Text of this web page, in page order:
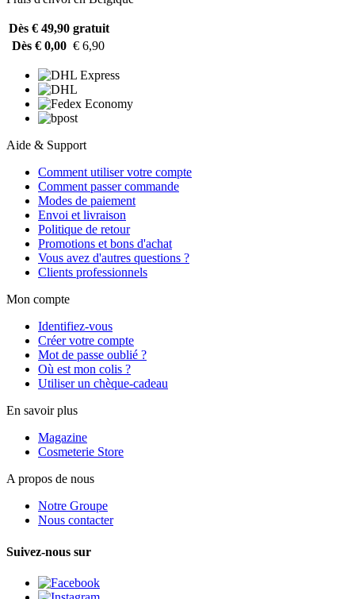
Dès € 49,90 gratuit
Dès € 0,00 € 6,90
Aide & Support
Comment utiliser votre compte
Comment passer commande
Modes de paiement
Envoi et livraison
Politique de retour
Promotions et bons d'achat
Vous avez d'autres questions ?
Clients professionnels
Mon compte
Identifiez-vous
Créer votre compte
Mot de passe oublié ?
Où est mon colis ?
Utiliser un chèque-cadeau
En savoir plus
Magazine
Cosmeterie Store
A propos de nous
Notre Groupe
Nous contacter
Suivez-nous sur